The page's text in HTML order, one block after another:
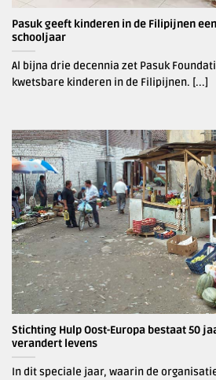
Pasuk geeft kinderen in de Filipijnen
schooljaar
Al bijna drie decennia zet Pasuk
kwetsbare kinderen in de Filipijnen. [...]
Stichting Hulp Oost-Europa bestaat 50
verandert levens
In dit speciale jaar, waarin de